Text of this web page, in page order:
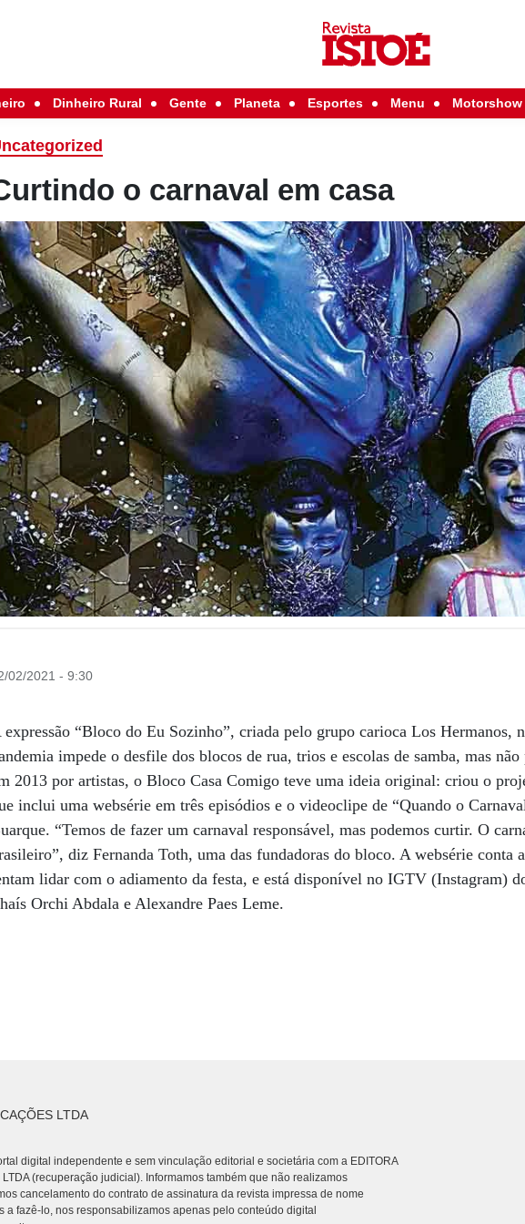
Dinheiro Rural Gente Planeta Esportes Menu Motorshow
o carnaval em casa
02/2021 - 9:30
expressão “Bloco do Eu Sozinho”, criada pelo grupo carioca Los Hermanos,
impede o desfile dos blocos de rua, trios e escolas de samba, mas
2013 por artistas, o Bloco Casa Comigo teve uma ideia original: criou o
inclui uma websérie em três episódios e o videoclipe de “Quando o
“Temos de fazer um carnaval responsável, mas podemos curtir. O
diz Fernanda Toth, uma das fundadoras do bloco. A websérie conta
lidar com o adiamento da festa, e está disponível no IGTV (Instagram)
Orchi Abdala e Alexandre Paes Leme.
LTDA
digital independente e sem vinculação editorial e societária com a EDITORA
(recuperação judicial). Informamos também que não realizamos
cancelamento do contrato de assinatura da revista impressa de nome
a fazê-lo, nos responsabilizamos apenas pelo conteúdo digital